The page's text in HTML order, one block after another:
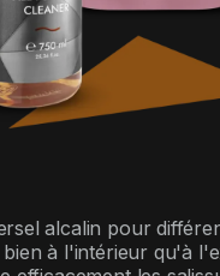
alcalin pour
à l'intérieur qu'à